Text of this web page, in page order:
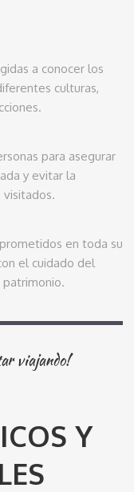
a conocer los
culturas,
para asegurar
y evitar la
visitados.
en toda su
el cuidado del
viajando!
Y